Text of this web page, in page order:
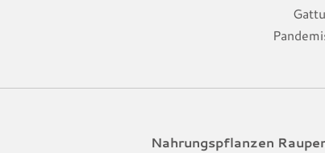
Nahrungspflanzen